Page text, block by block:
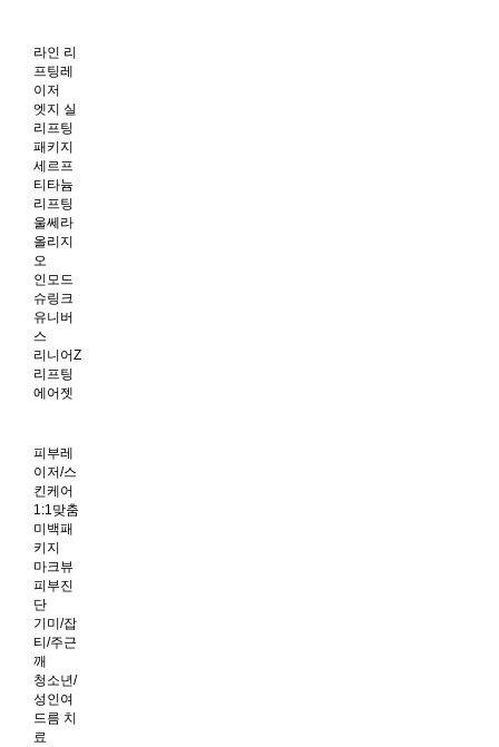
라인 리
프팅레
이저
엣지 실
리프팅
패키지
세르프
티타늄
리프팅
울쎄라
올리지
오
인모드
슈링크
유니버
스
리니어Z
리프팅
에어젯
피부레
이저/스
킨케어
1:1맞춤
미백패
키지
마크뷰
피부진
단
기미/잡
티/주근
깨
청소년/
성인여
드름 치
료